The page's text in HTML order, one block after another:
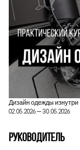
Дизайн одежды изнутри
02.05.2026 — 30.05.2026
РУКОВОДИТЕЛЬ